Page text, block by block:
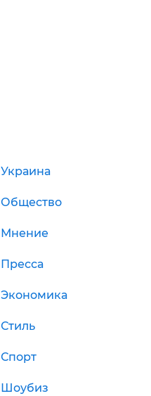
Украина
Общество
Мнение
Пресса
Экономика
Стиль
Спорт
Шоубиз